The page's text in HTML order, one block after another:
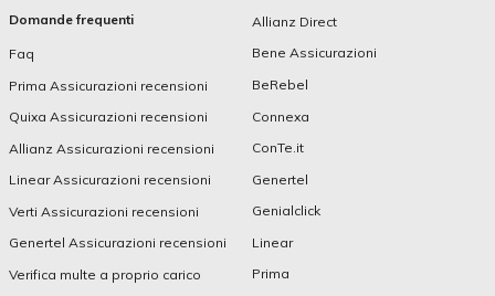
Domande frequenti
Faq
Prima Assicurazioni recensioni
Quixa Assicurazioni recensioni
Allianz Assicurazioni recensioni
Linear Assicurazioni recensioni
Verti Assicurazioni recensioni
Genertel Assicurazioni recensioni
Verifica multe a proprio carico
Allianz Direct
Bene Assicurazioni
BeRebel
Connexa
ConTe.it
Genertel
Genialclick
Linear
Prima